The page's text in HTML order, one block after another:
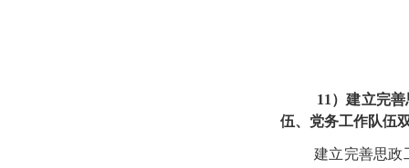
11）建立完
伍、党务工作队伍
建立完善思政